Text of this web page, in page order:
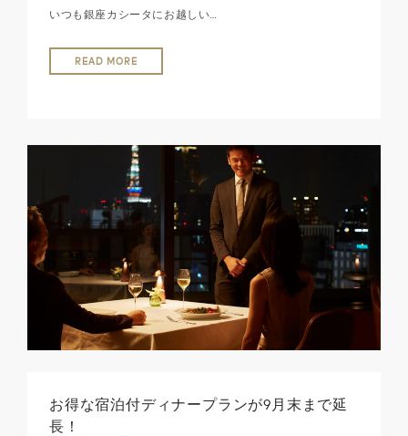
いつも銀座カシータにお越しい…
READ MORE
お得な宿泊付ディナープランが9月末まで延
長！